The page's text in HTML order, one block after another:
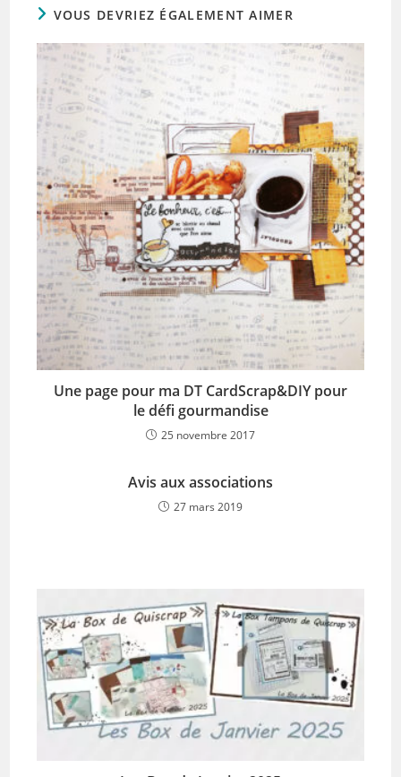
VOUS DEVRIEZ ÉGALEMENT AIMER
Une page pour ma DT CardScrap&DIY pour
le défi gourmandise
25 novembre 2017
Avis aux associations
27 mars 2019